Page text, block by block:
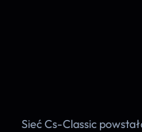
Sieć Cs-Classic